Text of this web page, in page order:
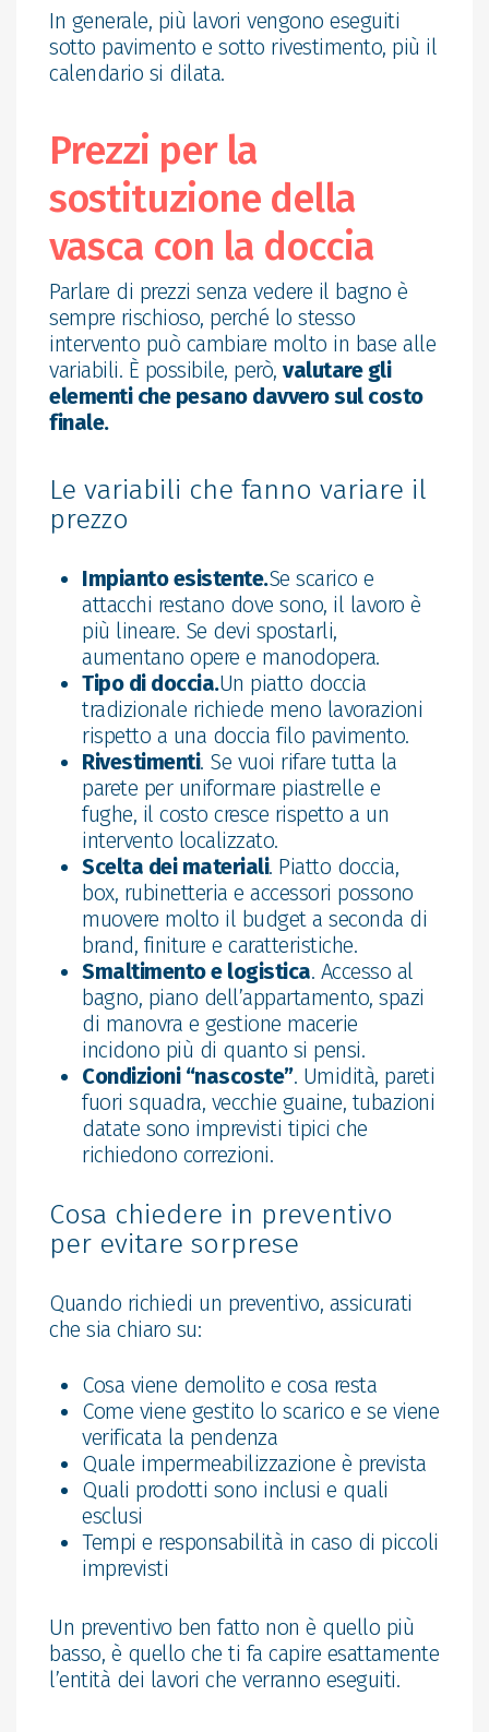
In generale, più lavori vengono eseguiti
sotto pavimento e sotto rivestimento, più il
calendario si dilata.
Prezzi per la
sostituzione della
vasca con la doccia
Parlare di prezzi senza vedere il bagno è
sempre rischioso, perché lo stesso
intervento può cambiare molto in base alle
variabili. È possibile, però, valutare gli
elementi che pesano davvero sul costo
finale.
Le variabili che fanno variare il
prezzo
Impianto esistente.Se scarico e
attacchi restano dove sono, il lavoro è
più lineare. Se devi spostarli,
aumentano opere e manodopera.
Tipo di doccia.Un piatto doccia
tradizionale richiede meno lavorazioni
rispetto a una doccia filo pavimento.
Rivestimenti. Se vuoi rifare tutta la
parete per uniformare piastrelle e
fughe, il costo cresce rispetto a un
intervento localizzato.
Scelta dei materiali. Piatto doccia,
box, rubinetteria e accessori possono
muovere molto il budget a seconda di
brand, finiture e caratteristiche.
Smaltimento e logistica. Accesso al
bagno, piano dell’appartamento, spazi
di manovra e gestione macerie
incidono più di quanto si pensi.
Condizioni “nascoste”. Umidità, pareti
fuori squadra, vecchie guaine, tubazioni
datate sono imprevisti tipici che
richiedono correzioni.
Cosa chiedere in preventivo
per evitare sorprese
Quando richiedi un preventivo, assicurati
che sia chiaro su:
Cosa viene demolito e cosa resta
Come viene gestito lo scarico e se viene
verificata la pendenza
Quale impermeabilizzazione è prevista
Quali prodotti sono inclusi e quali
esclusi
Tempi e responsabilità in caso di piccoli
imprevisti
Un preventivo ben fatto non è quello più
basso, è quello che ti fa capire esattamente
l’entità dei lavori che verranno eseguiti.